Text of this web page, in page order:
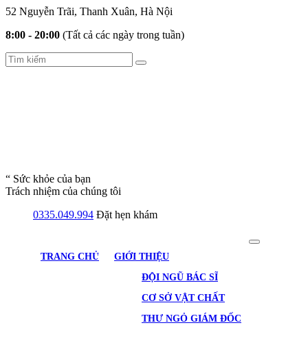
52 Nguyễn Trãi, Thanh Xuân, Hà Nội
8:00 - 20:00 (Tất cả các ngày trong tuần)
“ Sức khỏe của bạn
Trách nhiệm của chúng tôi
0335.049.994 Đặt hẹn khám
TRANG CHỦ
GIỚI THIỆU
ĐỘI NGŨ BÁC SĨ
CƠ SỞ VẬT CHẤT
THƯ NGỎ GIÁM ĐỐC